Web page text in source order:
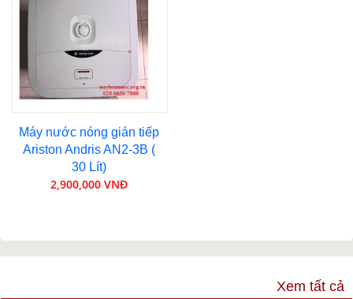
Máy nước nóng gián tiếp
Ariston Andris AN2-3B (
30 Lít)
2,900,000 VNĐ
Xem tất cả